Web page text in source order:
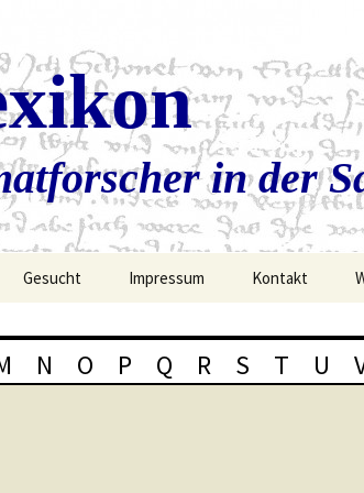
in der
Gesucht Impressum Kontakt
N O P Q R S T U